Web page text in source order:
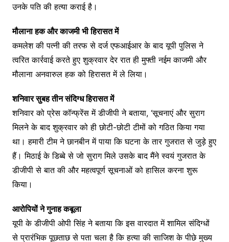
उनके पति की हत्या कराई है।
मौलाना हक और काजमी भी हिरासत में
कमलेश की पत्नी की तरफ से दर्ज एफआईआर के बाद यूपी पुलिस ने
त्वरित कार्रवाई करते हुए शुक्रवार देर रात ही मुफ्ती नईम काजमी और
मौलाना अनवारुल हक को हिरासत में ले लिया।
शनिवार सुबह तीन संदिग्ध हिरासत में
शनिवार को प्रेस कॉन्फ्रेंस में डीजीपी ने बताया, ‘सूचनाएं और सुराग
मिलने के बाद शुक्रवार को ही छोटी-छोटी टीमों को गठित किया गया
था। हमारी टीम ने छानबीन में पाया कि घटना के तार गुजरात से जुड़े हुए
हैं। मिठाई के डिब्बे से जो सुराग मिले उसके बाद मैंने स्वयं गुजरात के
डीजीपी से बात की और महत्वपूर्ण सूचनाओं को हासिल करना शुरू
किया।
आरोपियों ने गुनाह कबूला
यूपी के डीजीपी ओपी सिंह ने बताया कि इस वारदात में शामिल संदिग्धों
से प्रारंभिक पूछताछ से पता चला है कि हत्या की साजिश के पीछे मुख्य